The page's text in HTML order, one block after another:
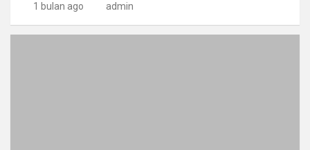
1 bulan ago admin